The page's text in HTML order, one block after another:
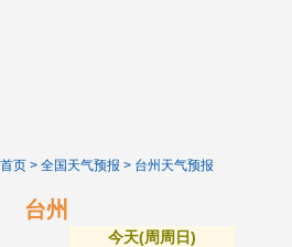
首页 > 全国天气预报 > 台州天气预报
台州
今天(周周日)